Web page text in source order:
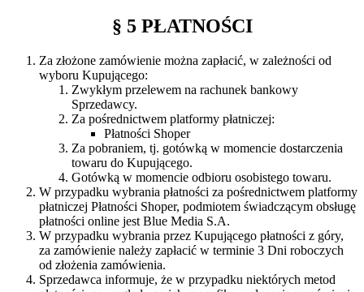
§ 5 PŁATNOŚCI
Za złożone zamówienie można zapłacić, w zależności od
wyboru Kupującego:
Zwykłym przelewem na rachunek bankowy
Sprzedawcy.
Za pośrednictwem platformy płatniczej:
Płatności Shoper
Za pobraniem, tj. gotówką w momencie dostarczenia
towaru do Kupującego.
Gotówką w momencie odbioru osobistego towaru.
W przypadku wybrania płatności za pośrednictwem platformy
płatniczej Płatności Shoper, podmiotem świadczącym obsługę
płatności online jest Blue Media S.A.
W przypadku wybrania przez Kupującego płatności z góry,
za zamówienie należy zapłacić w terminie 3 Dni roboczych
od złożenia zamówienia.
Sprzedawca informuje, że w przypadku niektórych metod